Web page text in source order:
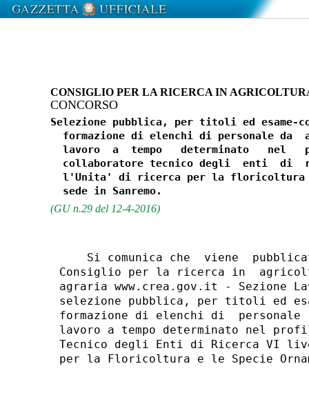
CONSIGLIO PER LA RICERCA IN
CONCORSO
Selezione pubblica, per titoli ed
formazione di elenchi di personale da
lavoro  a  tempo   determinato   nel
collaboratore tecnico degli  enti  di
l'Unita' di ricerca per la
(GU n.29 del 12-4-2016)
Si comunica che  viene
Consiglio per la ricerca in
agraria www.crea.gov.it - Sezione
selezione pubblica, per titoli ed
formazione di elenchi di
lavoro a tempo determinato nel
Tecnico degli Enti di Ricerca VI
per la Floricoltura e le Specie